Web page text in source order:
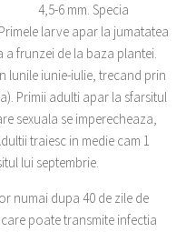
4,5-6 mm. Specia
larve apar la jumatatea
a frunzei de la baza plantei.
lunile iunie-iulie, trecand prin
Primii adulti apar la sfarsitul
sexuala se imperecheaza,
traiesc in medie cam 1
lui septembrie.
numai dupa 40 de zile de
poate transmite infectia